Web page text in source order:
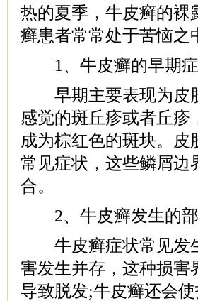
热的夏季，牛皮癣的裸
癣患者常常处于苦恼之
1、牛皮癣的早期
早期主要表现为皮
感觉的斑丘疹或者丘疹
成为棕红色的斑块。
常见症状，这些鳞屑边
合。
2、牛皮癣发生的
牛皮癣症状常见发
害发生并存，这种损害
导致脱发;牛皮癣还会